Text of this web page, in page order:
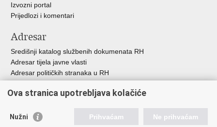
Izvozni portal
Prijedlozi i komentari
Adresar
Središnji katalog službenih dokumenata RH
Adresar tijela javne vlasti
Adresar političkih stranaka u RH
Besplatni telefoni javne uprave
Ova stranica upotrebljava kolačiće
Nužni Prihvaćam Ne prihvaćam